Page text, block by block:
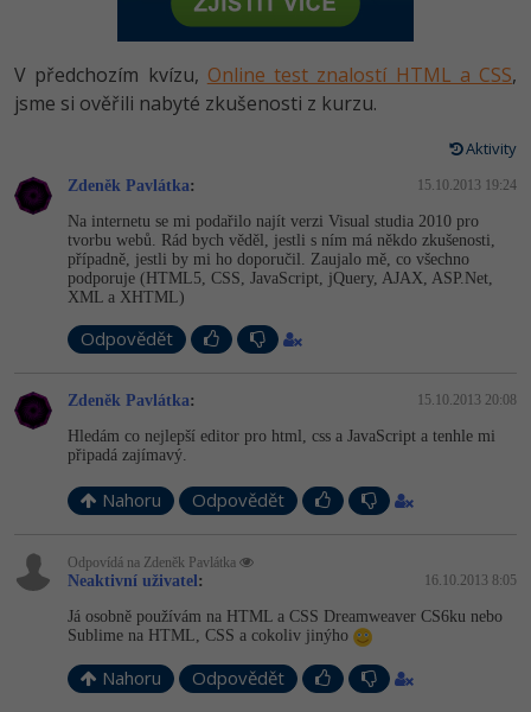
HTML5, CSS3, Bootstrap, SEO
SQL a databáze
UML a návrhové vzory
React
Spring
Django
Best practices
PHP
JavaScript
HTML / CSS
UML a návrhové vzory
MySQL/MariaDB
SQLite
Vývojář mobilních aplikací
Specialista na AI a bigdata
Webdesigner
Tester
Systémový administrátor
Grafik / UX/UI návrhář
3D grafik
Projektový manažer
Databázový analytik
Copywriter
WordPress specialista
SEO specialista
-80%
JavaScript -80%
-80%
C++ -80%
Swift -80%
Kotlin -80%
C -80%
VB.NET
SQL
Návrh SW -80%
Algoritmy -41%
Umělá inteligence (AI) -10%
Pro děti
Digitální gramotnost
Marketing -30%
SEO -30%
UX
Business
Kryptoměny -25%
MS Office
Time management
Windows
Linux
Photoshop -80%
Adobe Illustrator -80%
Adobe XD
Adobe InDesign -25%
Adobe After Effects
-80%
Ostatní
Fórum
V předchozím kvízu, Online test znalostí HTML a CSS,
jsme si ověřili nabyté zkušenosti z kurzu.
Aktivity
Zdeněk Pavlátka: 15.10.2013 19:24
Na internetu se mi podařilo najít verzi Visual studia 2010 pro
tvorbu webů. Rád bych věděl, jestli s ním má někdo zkušenosti,
případně, jestli by mi ho doporučil. Zaujalo mě, co všechno
podporuje (HTML5, CSS, JavaScript, jQuery, AJAX, ASP.Net,
XML a XHTML)
Odpovědět
Zdeněk Pavlátka: 15.10.2013 20:08
Hledám co nejlepší editor pro html, css a JavaScript a tenhle mi
připadá zajímavý.
Nahoru Odpovědět
Odpovídá na Zdeněk Pavlátka
Neaktivní uživatel: 16.10.2013 8:05
Já osobně používám na HTML a CSS Dreamweaver CS6ku nebo
Sublime na HTML, CSS a cokoliv jinýho
Nahoru Odpovědět